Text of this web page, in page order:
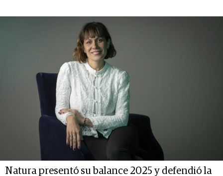
Natura presentó su balance 2025 y defendió la